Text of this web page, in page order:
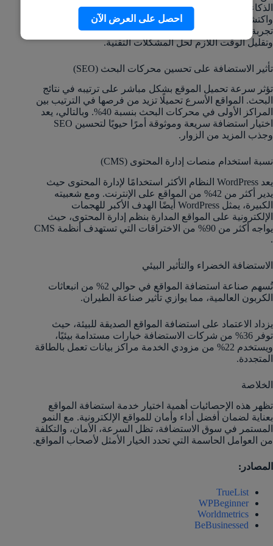
الذكاء الاصطناعي والتعلم الآلي لتحسين أداء الخوادم،
واكتشاف الهجمات الإلكترونية، وتحليل سلوك الزوار لتقديم
تجربة مستخدم أفضل. تساعد هذه التقنيات في زيادة الكفاءة
وتقليل الوقت اللازم لحل المشكلات التقنية.
تأثير الاستضافة على تحسين محركات البحث (SEO)
تؤثر سرعة تحميل الموقع بشكل مباشر على ترتيبه في نتائج
البحث. المواقع الأسرع تحميلًا تزيد من فرصها في الترتيب بين
المراكز الأولى في محركات البحث بنسبة 40%. وبالتالي، يعد
اختيار استضافة سريعة وموثوقة أمرًا حيويًا لتحسين SEO
وجذب المزيد من الزوار​.
نسبة استخدام منصات إدارة المحتوى (CMS)
يعد WordPress النظام الأكثر استخدامًا لإدارة المحتوى حيث
يدير أكثر من 42% من المواقع على الإنترنت. ومع شعبيته
الكبيرة، يمثل WordPress أيضًا الهدف الأكبر للهجمات
الإلكترونية على المواقع المدارة بنظم إدارة المحتوى، حيث
.
الاستضافة الخضراء والتأثير البيئي
تُسهم صناعة استضافة المواقع في حوالي 2% من انبعاثات
الكربون العالمية، مما يوازي تأثير صناعة الطيران.
يزداد الاعتماد على استضافة المواقع الصديقة للبيئة، حيث
توفر 36% من شركات الاستضافة خيارات مستدامة بيئيًا،
ويستخدم 22% من مزودي الخدمة مراكز بيانات تعمل بالطاقة
المتجددة​.
الخلاصة
تظهر هذه الإحصائيات أهمية اختيار خدمة استضافة المواقع
بعناية لضمان أفضل أداء وأمان للمواقع الإلكترونية. مع النمو
المستمر في سوق الاستضافة، تظل السرعة، الأمان، والتكلفة
من العوامل الحاسمة التي تحدد الخيار الأمثل لأصحاب المواقع.
المصادر:
TrueList
WPBeginner
Worldmetrics
BeBusinessed
احصل على العرض الآن